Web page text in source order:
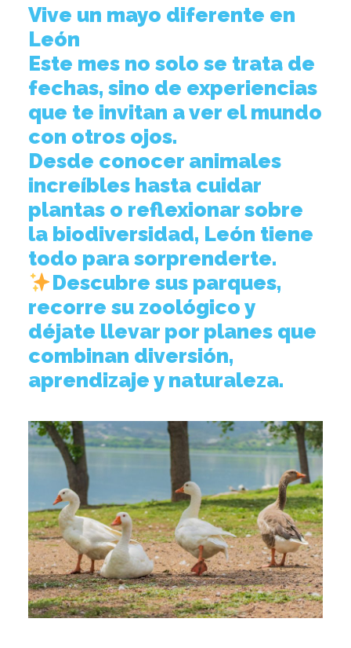
Vive un mayo diferente en
León
Este mes no solo se trata de
fechas, sino de experiencias
que te invitan a ver el mundo
con otros ojos.
Desde conocer animales
increíbles hasta cuidar
plantas o reflexionar sobre
la biodiversidad, León tiene
todo para sorprenderte.
Descubre sus parques,
recorre su zoológico y
déjate llevar por planes que
combinan diversión,
aprendizaje y naturaleza.